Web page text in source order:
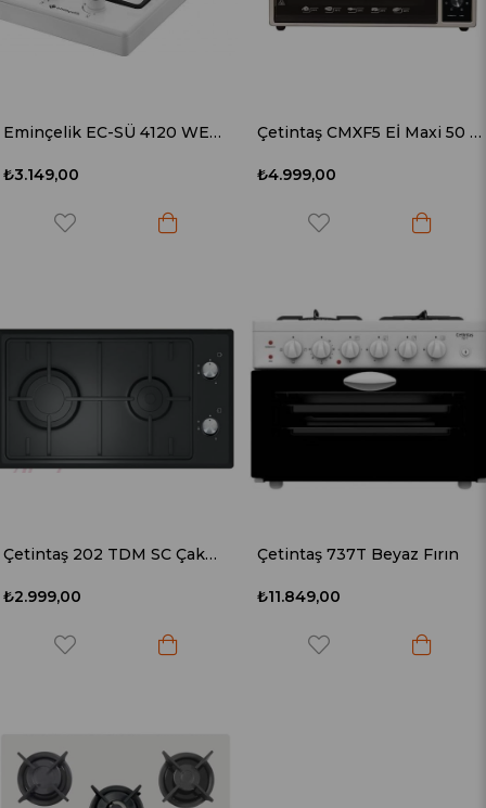
Eminçelik EC-SÜ 4120 WE30 LPG'li Set Üstü Domino Ocak
₺3.149,00
Çetintaş CMXF5 Eİ Maxi 50 lt Midi Fırın
₺4.999,00
Çetintaş 202 TDM SC Çakmaklı Gaz Emniyetli Ocak
₺2.999,00
Çetintaş 737T Beyaz Fırın
₺11.849,00